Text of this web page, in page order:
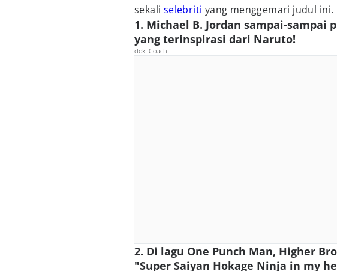
sekali selebriti yang menggemari judul
1. Michael B. Jordan sampai-
yang terinspirasi dari Naruto!
dok. Coach
2. Di lagu One Punch Man, Higher
"Super Saiyan Hokage Ninja in my